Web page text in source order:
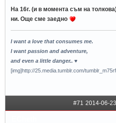
На 16г. (и в момента съм на
ни. Още сме заедно
I want a love that consumes me.
I want passion and adventure,
and even a little danger.. ♥
[img]http://25.media.tumblr.com/
#71 2014-06-